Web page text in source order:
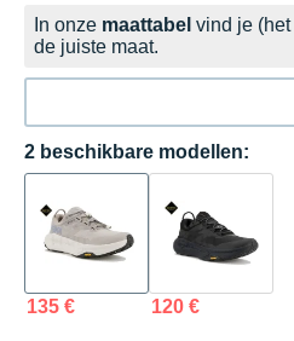
In onze maattabel vind je
de juiste maat.
2 beschikbare modellen:
135 € 120 €